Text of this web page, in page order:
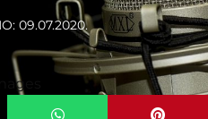
09.07.2020.